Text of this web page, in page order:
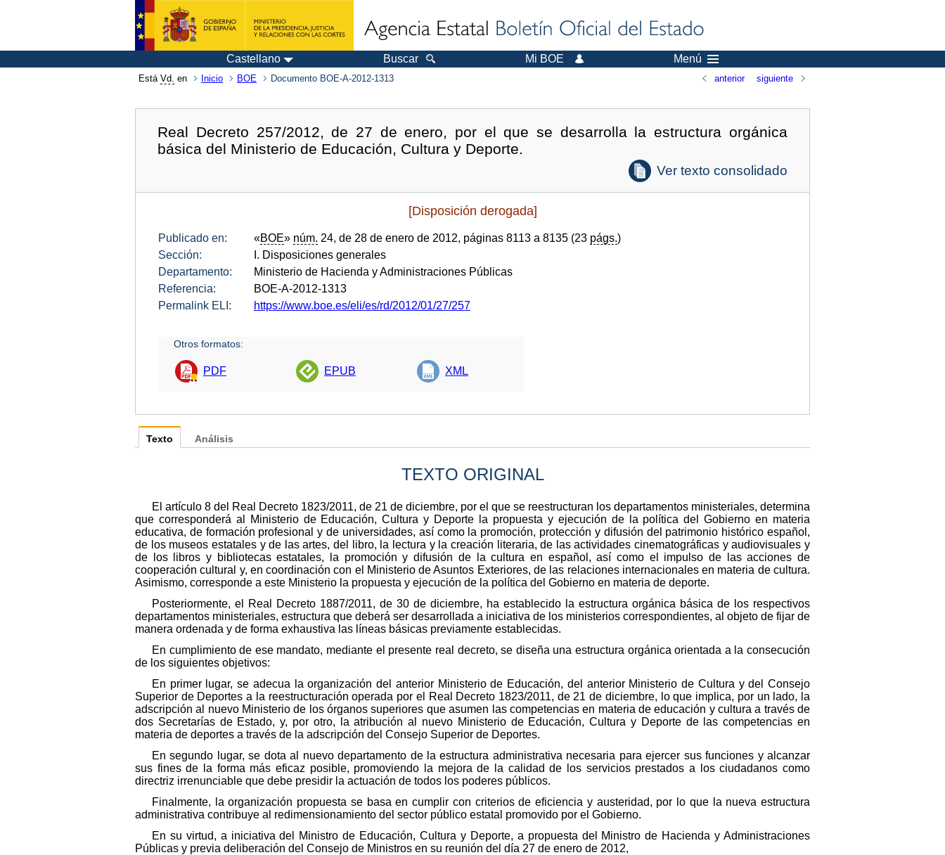
Castellano Buscar Mi BOE Menú
Está Vd. en Inicio BOE Documento BOE-A-2012-1313 anterior siguiente
Real Decreto 257/2012, de 27 de enero, por el que se desarrolla la estructura orgánica
básica del Ministerio de Educación, Cultura y Deporte.
Ver texto consolidado
[Disposición derogada]
Publicado en: «BOE» núm. 24, de 28 de enero de 2012, páginas 8113 a 8135 (23 págs.)
Sección:
I. Disposiciones generales
Departamento:
Ministerio de Hacienda y Administraciones Públicas
Referencia:
BOE-A-2012-1313
Permalink ELI:
https://www.boe.es/eli/es/rd/2012/01/27/257
Otros formatos:
PDF EPUB XML
Texto
TEXTO ORIGINAL
El artículo 8 del Real Decreto 1823/2011, de 21 de diciembre, por el que se reestructuran los departamentos ministeriales, determina
que corresponderá al Ministerio de Educación, Cultura y Deporte la propuesta y ejecución de la política del Gobierno en materia
educativa, de formación profesional y de universidades, así como la promoción, protección y difusión del patrimonio histórico español,
de los museos estatales y de las artes, del libro, la lectura y la creación literaria, de las actividades cinematográficas y audiovisuales y
de los libros y bibliotecas estatales, la promoción y difusión de la cultura en español, así como el impulso de las acciones de
cooperación cultural y, en coordinación con el Ministerio de Asuntos Exteriores, de las relaciones internacionales en materia de cultura.
Asimismo, corresponde a este Ministerio la propuesta y ejecución de la política del Gobierno en materia de deporte.
Posteriormente, el Real Decreto 1887/2011, de 30 de diciembre, ha establecido la estructura orgánica básica de los respectivos
departamentos ministeriales, estructura que deberá ser desarrollada a iniciativa de los ministerios correspondientes, al objeto de fijar de
manera ordenada y de forma exhaustiva las líneas básicas previamente establecidas.
En cumplimiento de ese mandato, mediante el presente real decreto, se diseña una estructura orgánica orientada a la consecución
de los siguientes objetivos:
En primer lugar, se adecua la organización del anterior Ministerio de Educación, del anterior Ministerio de Cultura y del Consejo
Superior de Deportes a la reestructuración operada por el Real Decreto 1823/2011, de 21 de diciembre, lo que implica, por un lado, la
adscripción al nuevo Ministerio de los órganos superiores que asumen las competencias en materia de educación y cultura a través de
dos Secretarías de Estado, y, por otro, la atribución al nuevo Ministerio de Educación, Cultura y Deporte de las competencias en
materia de deportes a través de la adscripción del Consejo Superior de Deportes.
En segundo lugar, se dota al nuevo departamento de la estructura administrativa necesaria para ejercer sus funciones y alcanzar
sus fines de la forma más eficaz posible, promoviendo la mejora de la calidad de los servicios prestados a los ciudadanos como
directriz irrenunciable que debe presidir la actuación de todos los poderes públicos.
Finalmente, la organización propuesta se basa en cumplir con criterios de eficiencia y austeridad, por lo que la nueva estructura
administrativa contribuye al redimensionamiento del sector público estatal promovido por el Gobierno.
En su virtud, a iniciativa del Ministro de Educación, Cultura y Deporte, a propuesta del Ministro de Hacienda y Administraciones
Públicas y previa deliberación del Consejo de Ministros en su reunión del día 27 de enero de 2012,
Análisis